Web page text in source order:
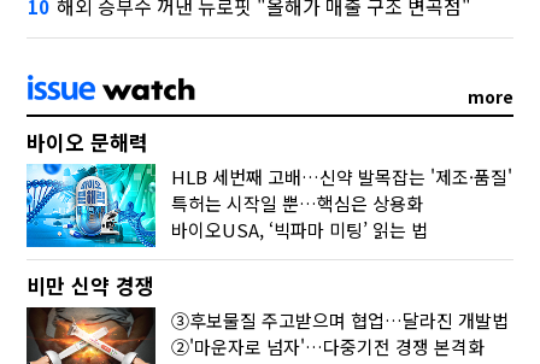
10 해외 승부수 꺼낸 뉴로핏 "올해가 매출 구조 변곡점"
more
바이오 문해력
HLB 세번째 고배…신약 발목잡는 '제조·품질'
특허는 시작일 뿐…핵심은 상용화
바이오USA, ‘빅파마 미팅’ 읽는 법
비만 신약 경쟁
③후보물질 주고받으며 협업…달라진 개발법
②'마운자로 넘자'…다중기전 경쟁 본격화